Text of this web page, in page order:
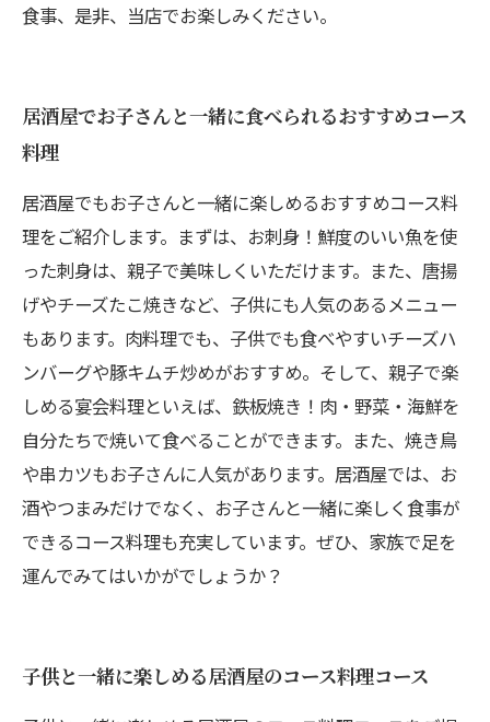
食事、是非、当店でお楽しみください。
居酒屋でお子さんと一緒に食べられるおすすめコース
料理
居酒屋でもお子さんと一緒に楽しめるおすすめコース料
理をご紹介します。まずは、お刺身！鮮度のいい魚を使
った刺身は、親子で美味しくいただけます。また、唐揚
げやチーズたこ焼きなど、子供にも人気のあるメニュー
もあります。肉料理でも、子供でも食べやすいチーズハ
ンバーグや豚キムチ炒めがおすすめ。そして、親子で楽
しめる宴会料理といえば、鉄板焼き！肉・野菜・海鮮を
自分たちで焼いて食べることができます。また、焼き鳥
や串カツもお子さんに人気があります。居酒屋では、お
酒やつまみだけでなく、お子さんと一緒に楽しく食事が
できるコース料理も充実しています。ぜひ、家族で足を
運んでみてはいかがでしょうか？
子供と一緒に楽しめる居酒屋のコース料理コース